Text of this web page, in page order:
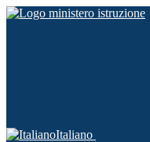
Italiano